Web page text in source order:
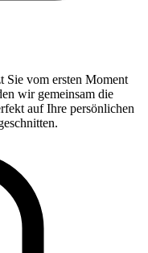
Sie vom ersten Moment
wir gemeinsam die
auf Ihre persönlichen